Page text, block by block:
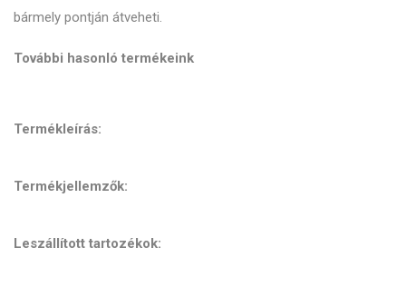
bármely pontján átveheti.
További hasonló termékeink
Termékleírás:
Termékjellemzők:
Leszállított tartozékok: